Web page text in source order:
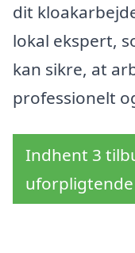
dit
lokal ekspert,
kan sikre, at
professionelt
Indhent 3
uforpligtende